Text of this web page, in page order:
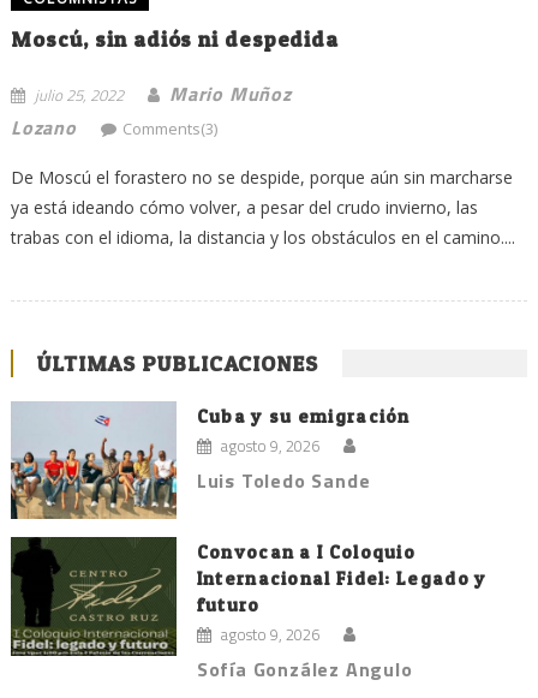
Moscú, sin adiós ni despedida
julio 25, 2022
Mario Muñoz
Lozano
Comments(3)
De Moscú el forastero no se despide, porque aún sin marcharse
ya está ideando cómo volver, a pesar del crudo invierno, las
trabas con el idioma, la distancia y los obstáculos en el camino....
ÚLTIMAS PUBLICACIONES
Cuba y su emigración
agosto 9, 2026
Luis Toledo Sande
Convocan a I Coloquio
Internacional Fidel: Legado y
futuro
agosto 9, 2026
Sofía González Angulo